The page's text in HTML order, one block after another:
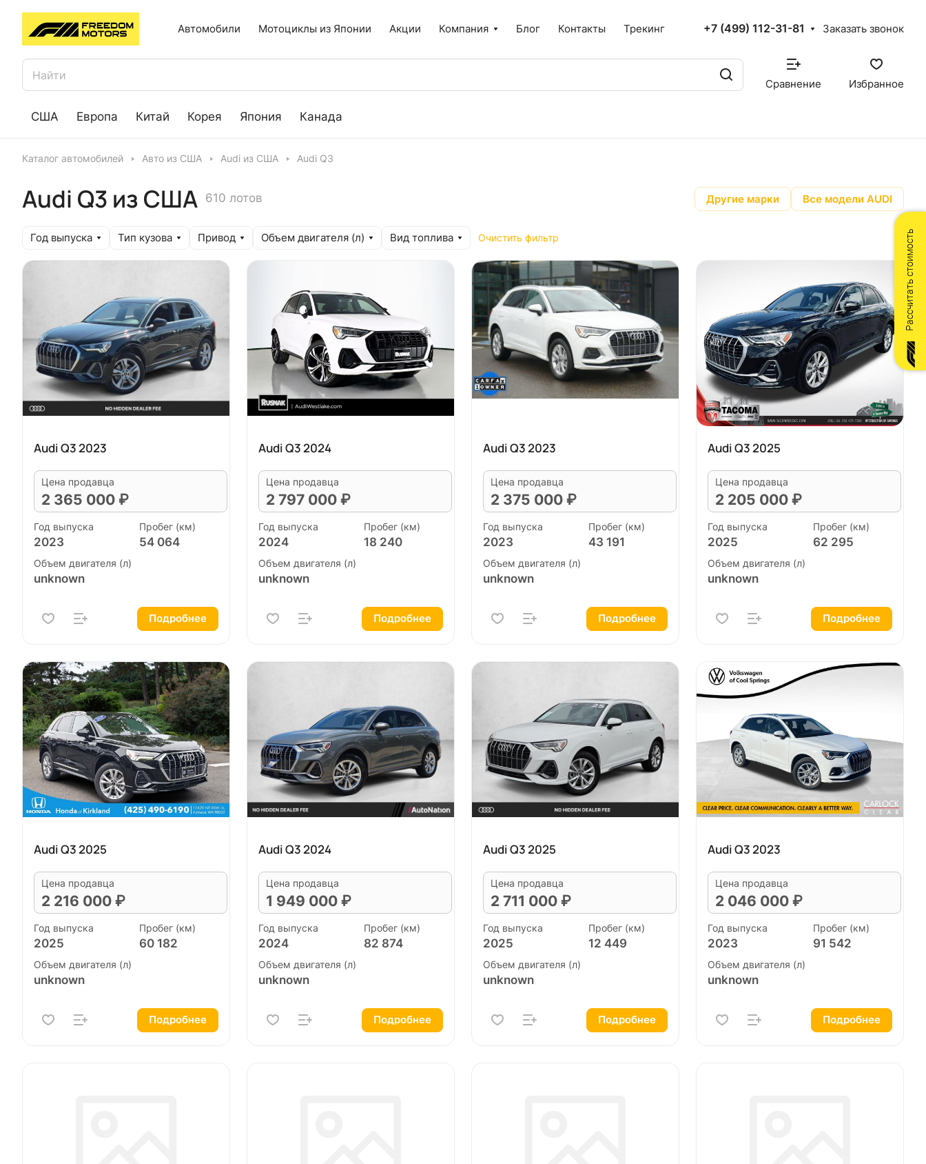
Автомобили Мотоциклы из Японии Акции Компания Блог Контакты Трекинг +7 (499) 112-31-81 Заказать звонок
Сравнение Избранное
США Европа Китай Корея Япония Канада
Каталог автомобилей Авто из США Audi из США Audi Q3
Audi Q3 из США 610 лотов Другие марки Все модели AUDI
Год выпуска Тип кузова Привод Объем двигателя (л) Вид топлива Очистить фильтр
Audi Q3 2023
Цена продавца
2 365 000 ₽
Год выпуска
2023
Пробег (км)
54 064
Объем двигателя (л)
unknown
Подробнее
Audi Q3 2024
Цена продавца
2 797 000 ₽
Год выпуска
2024
Пробег (км)
18 240
Объем двигателя (л)
unknown
Подробнее
Audi Q3 2023
Цена продавца
2 375 000 ₽
Год выпуска
2023
Пробег (км)
43 191
Объем двигателя (л)
unknown
Подробнее
Audi Q3 2025
Цена продавца
2 205 000 ₽
Год выпуска
2025
Пробег (км)
62 295
Объем двигателя (л)
unknown
Подробнее
Audi Q3 2025
Цена продавца
2 216 000 ₽
Год выпуска
2025
Пробег (км)
60 182
Объем двигателя (л)
unknown
Подробнее
Audi Q3 2024
Цена продавца
1 949 000 ₽
Год выпуска
2024
Пробег (км)
82 874
Объем двигателя (л)
unknown
Подробнее
Audi Q3 2025
Цена продавца
2 711 000 ₽
Год выпуска
2025
Пробег (км)
12 449
Объем двигателя (л)
unknown
Подробнее
Audi Q3 2023
Цена продавца
2 046 000 ₽
Год выпуска
2023
Пробег (км)
91 542
Объем двигателя (л)
unknown
Подробнее
Рассчитать стоимость